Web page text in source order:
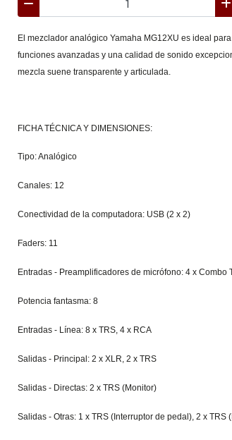
El mezclador analógico Yamaha MG12XU es ideal
funciones avanzadas y una calidad de sonido
mezcla suene transparente y articulada.
FICHA TÉCNICA Y DIMENSIONES:
Tipo: Analógico
Canales: 12
Conectividad de la computadora: USB (2 x 2)
Faders: 11
Entradas - Preamplificadores de micrófono: 4 x Combo
Potencia fantasma: 8
Entradas - Línea: 8 x TRS, 4 x RCA
Salidas - Principal: 2 x XLR, 2 x TRS
Salidas - Directas: 2 x TRS (Monitor)
Salidas - Otras: 1 x TRS (Interruptor de pedal), 2 x TRS